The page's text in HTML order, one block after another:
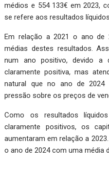
médios e 554 133€ em 2023,
se refere aos resultados
Em relação a 2021 o ano de
médias destes resultados.
num ano positivo, devido a
claramente positiva, mas
natural que no ano de 2024
pressão sobre os preços de
Como os resultados
claramente positivos, os
aumentaram em relação a
o ano de 2024 com uma média